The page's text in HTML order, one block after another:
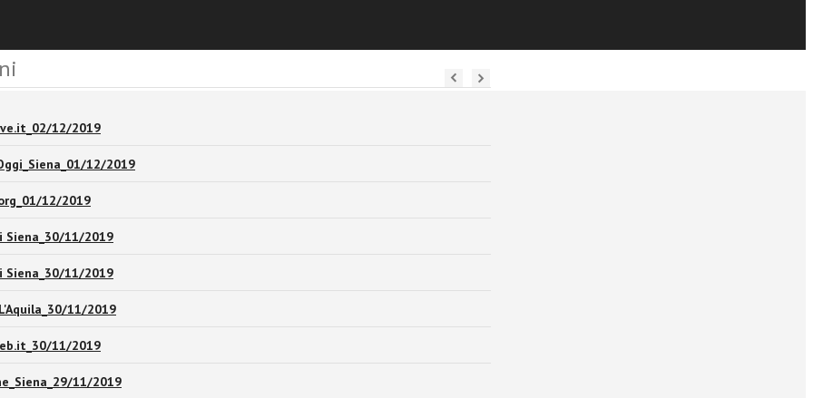
12/2019
12/2019
12/2019
Siena_30/11/2019
Siena_30/11/2019
11/2019
11/2019
11/2019